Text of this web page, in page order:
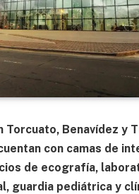
Torcuato, Benavídez y
con camas de
de ecografía,
guardia pediátrica y